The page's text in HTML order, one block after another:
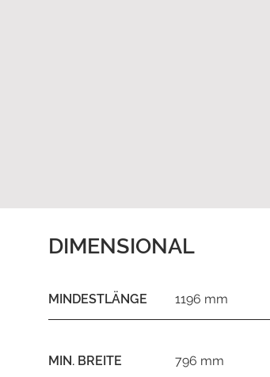
DIMENSIONAL
MINDESTLÄNGE 1196 mm
MIN. BREITE 796 mm